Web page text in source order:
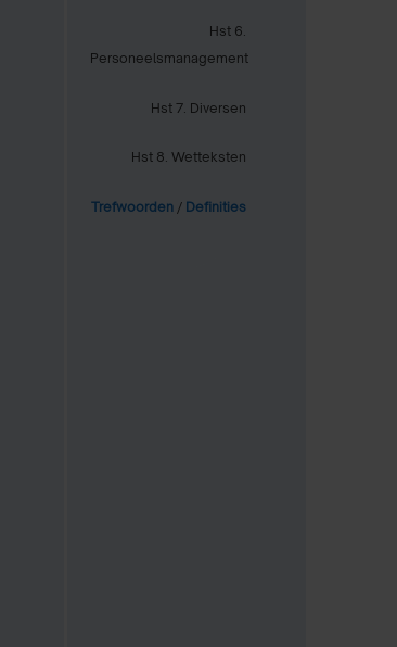
Hst 6.
Personeelsmanagement
Hst 7. Diversen
Hst 8. Wetteksten
Trefwoorden / Definities